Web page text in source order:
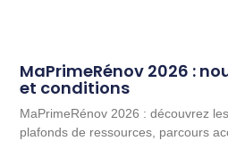
MaPrimeRénov 2026 :
et conditions
MaPrimeRénov 2026 : découvrez
plafonds de ressources, parcours